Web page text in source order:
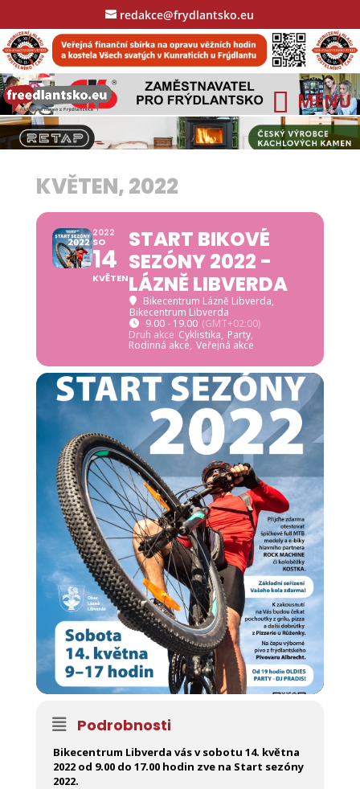
redakce@frydlantsko.eu
KVĚTEN, 2022
2022
SO
14
KVĚTEN
START BIKOVÉ
SEZÓNY 2022 -
LÁZNĚ LIBVERDA
Bikecentrum Lázně Libverda,
Bikecentrum Libverda
9.00 - 19.00 (GMT+02:00)
Druh akce Cyklistika, Party,
Rodinná akce, Veřejná akce
Podrobnosti
Bikecentrum Libverda vás v sobotu 14. května
2022 od 9.00 do 17.00 hodin zve na Start sezóny
2022.